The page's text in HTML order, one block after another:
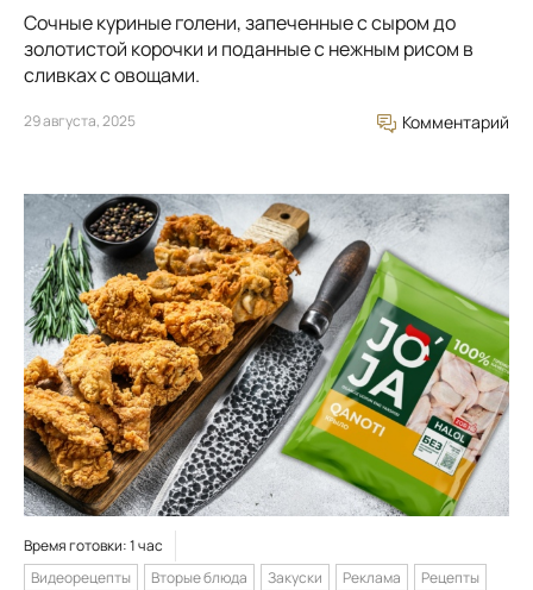
Сочные куриные голени, запеченные с сыром до
золотистой корочки и поданные с нежным рисом в
сливках с овощами.
29 августа, 2025 Комментарий
Время готовки: 1 час
Видеорецепты
Вторые блюда Закуски Реклама Рецепты